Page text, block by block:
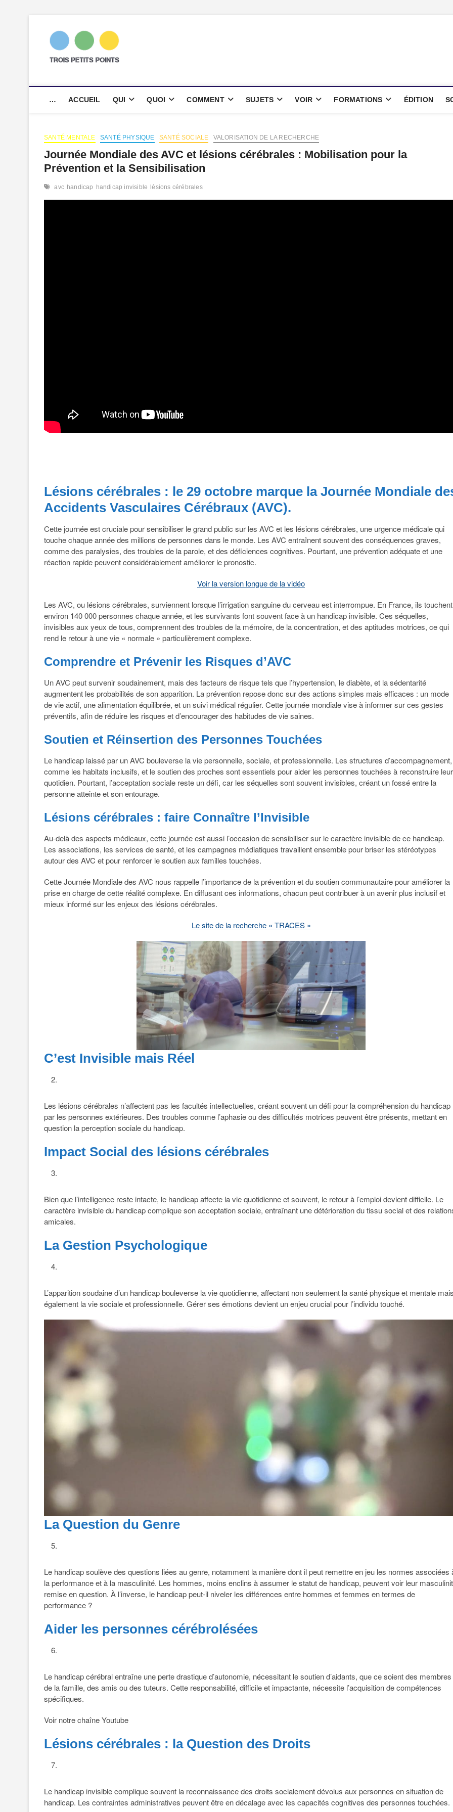
content
… ACCUEIL QUI QUOI COMMENT SUJETS VOIR FORMATIONS ÉDITION
SANTÉ MENTALE SANTÉ PHYSIQUE SANTÉ SOCIALE VALORISATION DE LA RECHERCHE
Journée Mondiale des AVC et lésions cérébrales : Mobilisation pour la
Prévention et la Sensibilisation
avc handicap handicap invisible lésions cérébrales
Lésions cérébrales : le 29 octobre marque la Journée Mondiale
Accidents Vasculaires Cérébraux (AVC).
Cette journée est cruciale pour sensibiliser le grand public sur les AVC et les lésions cérébrales, une urgence médicale qui
touche chaque année des millions de personnes dans le monde. Les AVC entraînent souvent des conséquences graves,
comme des paralysies, des troubles de la parole, et des déficiences cognitives. Pourtant, une prévention adéquate et une
réaction rapide peuvent considérablement améliorer le pronostic.
Voir la version longue de la vidéo
Les AVC, ou lésions cérébrales, surviennent lorsque l’irrigation sanguine du cerveau est interrompue. En France, ils touchent
environ 140 000 personnes chaque année, et les survivants font souvent face à un handicap invisible. Ces séquelles,
invisibles aux yeux de tous, comprennent des troubles de la mémoire, de la concentration, et des aptitudes motrices, ce qui
rend le retour à une vie « normale » particulièrement complexe.
Comprendre et Prévenir les Risques d’AVC
Un AVC peut survenir soudainement, mais des facteurs de risque tels que l’hypertension, le diabète, et la sédentarité
augmentent les probabilités de son apparition. La prévention repose donc sur des actions simples mais efficaces : un mode
de vie actif, une alimentation équilibrée, et un suivi médical régulier. Cette journée mondiale vise à informer sur ces gestes
préventifs, afin de réduire les risques et d’encourager des habitudes de vie saines.
Soutien et Réinsertion des Personnes Touchées
Le handicap laissé par un AVC bouleverse la vie personnelle, sociale, et professionnelle. Les structures d’accompagnement,
comme les habitats inclusifs, et le soutien des proches sont essentiels pour aider les personnes touchées à reconstruire leur
quotidien. Pourtant, l’acceptation sociale reste un défi, car les séquelles sont souvent invisibles, créant un fossé entre la
personne atteinte et son entourage.
Lésions cérébrales : faire Connaître l’Invisible
Au-delà des aspects médicaux, cette journée est aussi l’occasion de sensibiliser sur le caractère invisible de ce handicap.
Les associations, les services de santé, et les campagnes médiatiques travaillent ensemble pour briser les stéréotypes
autour des AVC et pour renforcer le soutien aux familles touchées.
Cette Journée Mondiale des AVC nous rappelle l’importance de la prévention et du soutien communautaire pour améliorer la
prise en charge de cette réalité complexe. En diffusant ces informations, chacun peut contribuer à un avenir plus inclusif et
mieux informé sur les enjeux des lésions cérébrales.
Le site de la recherche « TRACES »
C’est Invisible mais Réel
Les lésions cérébrales n’affectent pas les facultés intellectuelles, créant souvent un défi pour la compréhension du handicap
par les personnes extérieures. Des troubles comme l’aphasie ou des difficultés motrices peuvent être présents, mettant en
question la perception sociale du handicap.
Impact Social des lésions cérébrales
Bien que l’intelligence reste intacte, le handicap affecte la vie quotidienne et souvent, le retour à l’emploi devient difficile. Le
caractère invisible du handicap complique son acceptation sociale, entraînant une détérioration du tissu social et des
amicales.
La Gestion Psychologique
L’apparition soudaine d’un handicap bouleverse la vie quotidienne, affectant non seulement la santé physique et mentale
également la vie sociale et professionnelle. Gérer ses émotions devient un enjeu crucial pour l’individu touché.
La Question du Genre
Le handicap soulève des questions liées au genre, notamment la manière dont il peut remettre en jeu les normes associées
la performance et à la masculinité. Les hommes, moins enclins à assumer le statut de handicap, peuvent voir leur
remise en question. À l’inverse, le handicap peut-il niveler les différences entre hommes et femmes en termes de
performance ?
Aider les personnes cérébrolésées
Le handicap cérébral entraîne une perte drastique d’autonomie, nécessitant le soutien d’aidants, que ce soient des membres
de la famille, des amis ou des tuteurs. Cette responsabilité, difficile et impactante, nécessite l’acquisition de compétences
spécifiques.
Voir notre chaîne Youtube
Lésions cérébrales : la Question des Droits
Le handicap invisible complique souvent la reconnaissance des droits socialement dévolus aux personnes en situation de
handicap. Les contraintes administratives peuvent être en décalage avec les capacités cognitives des personnes touchées.